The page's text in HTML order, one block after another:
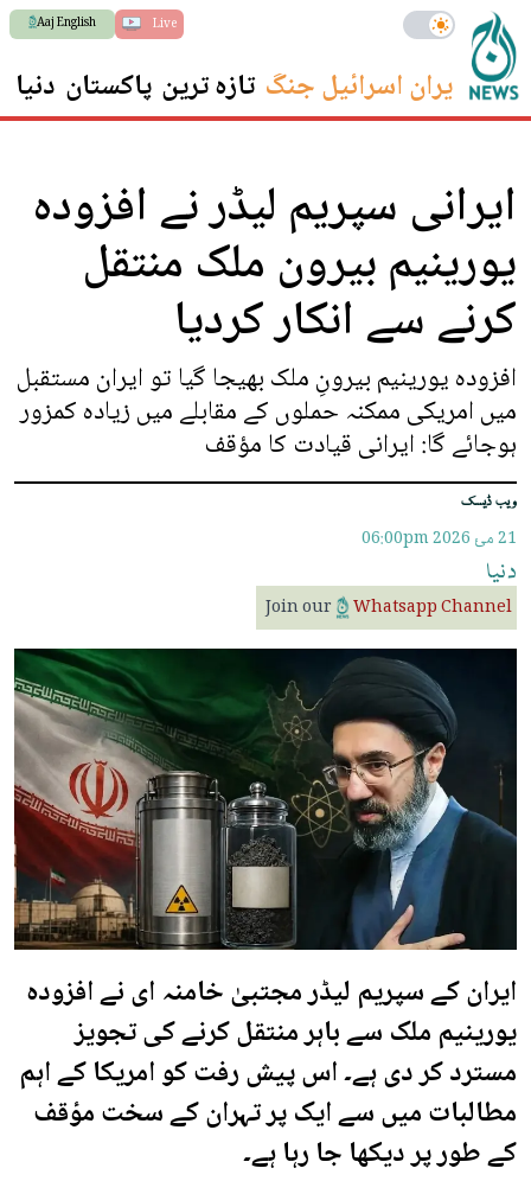
Live
Aaj English
ایران اسرائیل جنگ تازہ ترین پاکستان دنیا
ایرانی سپریم لیڈر نے افزودہ
یورینیم بیرون ملک منتقل
کرنے سے انکار کردیا
افزودہ یورینیم بیرونِ ملک بھیجا گیا تو ایران مستقبل
میں امریکی ممکنہ حملوں کے مقابلے میں زیادہ کمزور
ہوجائے گا: ایرانی قیادت کا مؤقف
ویب ڈیسک
21 مئ 2026 06:00pm
دنیا
Join our Whatsapp Channel
ایران کے سپریم لیڈر مجتبیٰ خامنہ ای نے افزودہ
یورینیم ملک سے باہر منتقل کرنے کی تجویز
مسترد کر دی ہے۔ اس پیش رفت کو امریکا کے اہم
مطالبات میں سے ایک پر تہران کے سخت مؤقف
کے طور پر دیکھا جا رہا ہے۔